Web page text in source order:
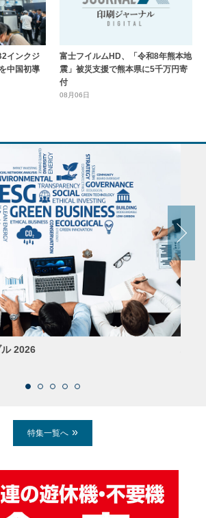
インクジ
中国初導
富士フイルムHD、「令和8年熊本地
震」被災支援で熊本県に5千万円寄
付
08月06日
2026
特集一覧へ